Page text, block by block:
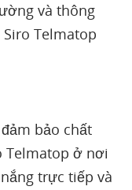
và thông
Telmatop
bảo chất
Telmatop ở nơi
trực tiếp và